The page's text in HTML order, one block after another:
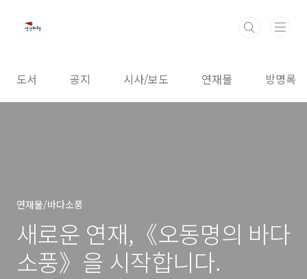
도서 공지 시사/보도 연재물 방명록
연재물/바다소풍
새로운 연재,《오동명의 바다
소풍》을 시작합니다.